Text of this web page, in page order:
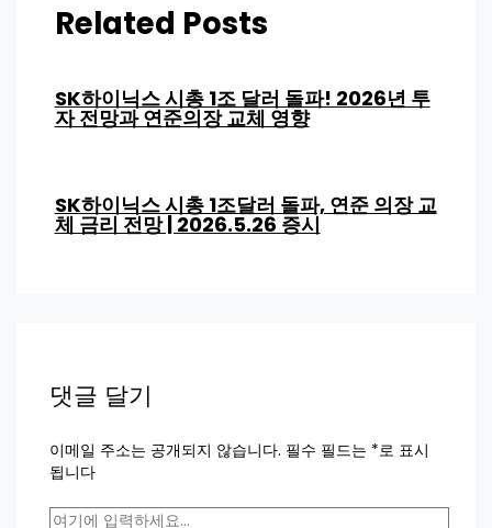
Related Posts
SK하이닉스 시총 1조 달러 돌파! 2026년 투
자 전망과 연준의장 교체 영향
SK하이닉스 시총 1조달러 돌파, 연준 의장 교
체 금리 전망 | 2026.5.26 증시
댓글 달기
이메일 주소는 공개되지 않습니다. 필수 필드는 *로 표시
됩니다
여